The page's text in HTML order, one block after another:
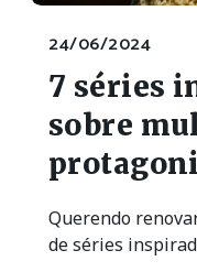
24/06/2024
7 séries
sobre
Querendo
de séries